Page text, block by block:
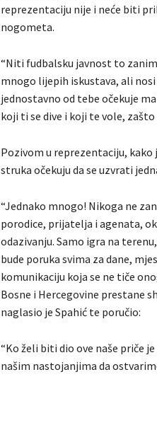
reprezentaciju nije i neće biti
nogometa.
“Niti fudbalsku javnost to
mnogo lijepih iskustava, ali
jednostavno od tebe očekuje
koji ti se dive i koji te vole,
Pozivom u reprezentaciju, kako
struka očekuju da se uzvrati
“Jednako mnogo! Nikoga ne
porodice, prijatelja i agenata,
odazivanju. Samo igra na
bude poruka svima za dane,
komunikaciju koja se ne tiče
Bosne i Hercegovine prestane
naglasio je Spahić te poručio:
“Ko želi biti dio ove naše priče
našim nastojanjima da